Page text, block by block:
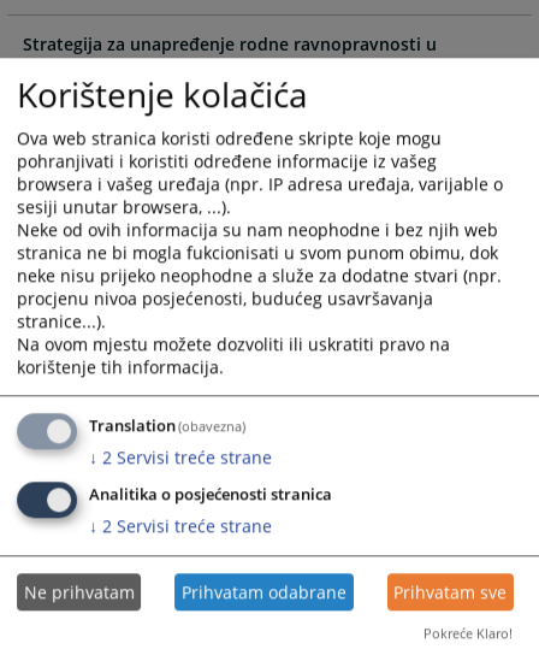
select
a
Press
the
question
mark
key
to
get
the
keyboard
shortcuts
for
changing
dates.
select
a
the
question
mark
to
get
the
keyboard
shortcuts
changing
Strategija za unapređenje rodne ravnopravnosti u
05.04.2022.
Politika sigurnosti informacionog sistema
Pravilnik o zaštiti tajnih podataka Osnovnog suda u
Zvorniku
24.12.2018.
Akti suda
Korištenje kolačića
Ova web stranica koristi određene skripte koje mogu
pohranjivati i koristiti određene informacije iz vašeg
browsera i vašeg uređaja (npr. IP adresa uređaja, varijable o
sesiji unutar browsera, ...).
Neke od ovih informacija su nam neophodne i bez njih web
stranica ne bi mogla fukcionisati u svom punom obimu, dok
neke nisu prijeko neophodne a služe za dodatne stvari (npr.
procjenu nivoa posjećenosti, budućeg usavršavanja
stranice...).
Na ovom mjestu možete dozvoliti ili uskratiti pravo na
korištenje tih informacija.
Translation(obavezna)
↓ 2 Servisi treće strane
Analitika o posjećenosti stranica
↓ 2 Servisi treće strane
Ne prihvatam Prihvatam odabrane Prihvatam sve
Pokreće Klaro!